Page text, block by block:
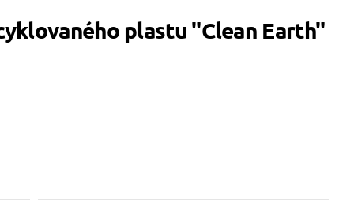
plastu "Clean Earth"